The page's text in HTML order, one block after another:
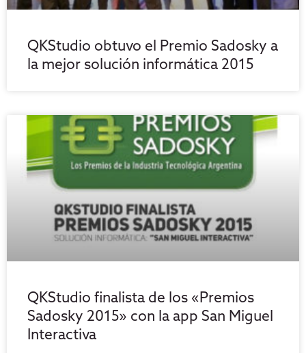
QKStudio obtuvo el Premio Sadosky a
la mejor solución informática 2015
QKStudio finalista de los «Premios
Sadosky 2015» con la app San Miguel
Interactiva